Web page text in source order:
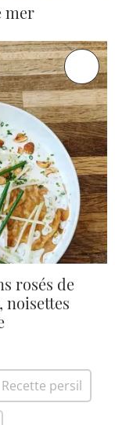
mer
rosés de
noisettes
Recette persil